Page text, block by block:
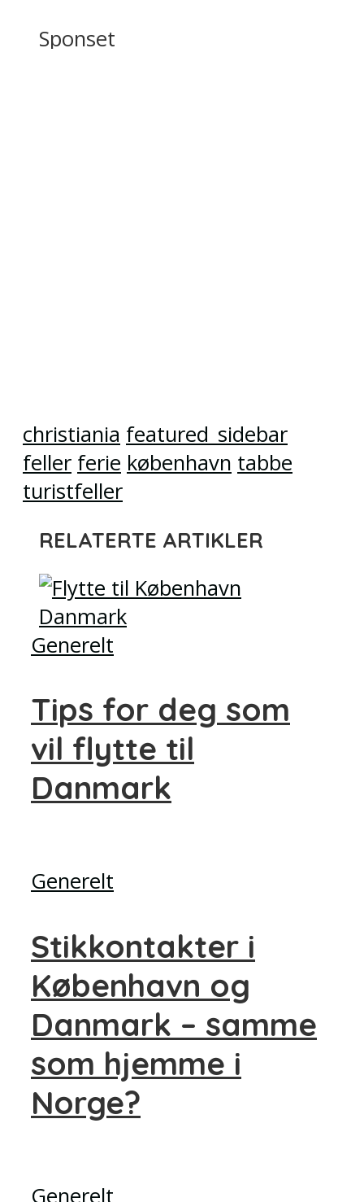
Sponset
christiania featured_sidebar
feller ferie københavn tabbe
turistfeller
RELATERTE ARTIKLER
Generelt
Tips for deg som
vil flytte til
Danmark
Generelt
Stikkontakter i
København og
Danmark – samme
som hjemme i
Norge?
Generelt